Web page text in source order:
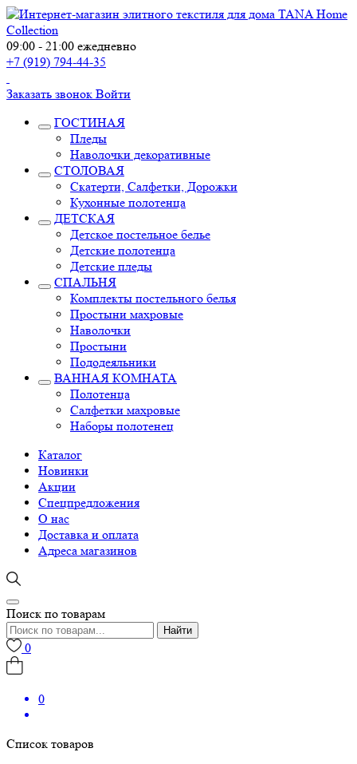
09:00 - 21:00 ежедневно
+7 (919) 794-44-35
Заказать звонок Войти
ГОСТИНАЯ
Пледы
Наволочки декоративные
СТОЛОВАЯ
Скатерти, Салфетки, Дорожки
Кухонные полотенца
ДЕТСКАЯ
Детское постельное белье
Детские полотенца
Детские пледы
СПАЛЬНЯ
Комплекты постельного белья
Простыни махровые
Наволочки
Простыни
Пододеяльники
ВАННАЯ КОМНАТА
Полотенца
Салфетки махровые
Наборы полотенец
Каталог
Новинки
Акции
Спецпредложения
О нас
Доставка и оплата
Адреса магазинов
Поиск по товарам
Найти
0
0
Список товаров